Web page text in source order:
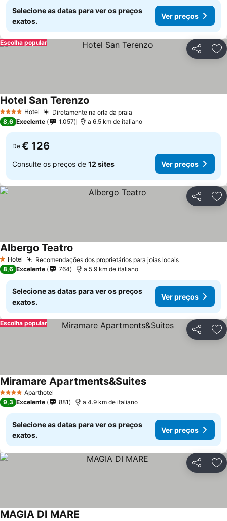
Selecione as datas para ver os preços
exatos.
Ver preços
Partilhar
Escolha popular
4 EstrelasHotel Diretamente na orla da praia
Hotel San Terenzo
8,6 Excelente 1.057 a 6.5 km de italiano
De € 126
Consulte os preços de 12 sites Ver preços
Partilhar
1 Estrelas
Hotel Recomendações dos proprietários para joias locaisVer preços
Albergo Teatro
8,6 Excelente 764 a 5.9 km de italiano
Selecione as datas para ver os preços
exatos.
Ver preços
Partilhar
Escolha popular
4 EstrelasAparthotel
Miramare Apartments&SuitesVer preços
9,3 Excelente 881 a 4.9 km de italiano
Selecione as datas para ver os preços
exatos.
Ver preços
Partilhar
MAGIA DI MARE